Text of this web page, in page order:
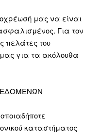
μας να είναι
Για τον
πελάτες του
για τα ακόλουθα
καταστήματος